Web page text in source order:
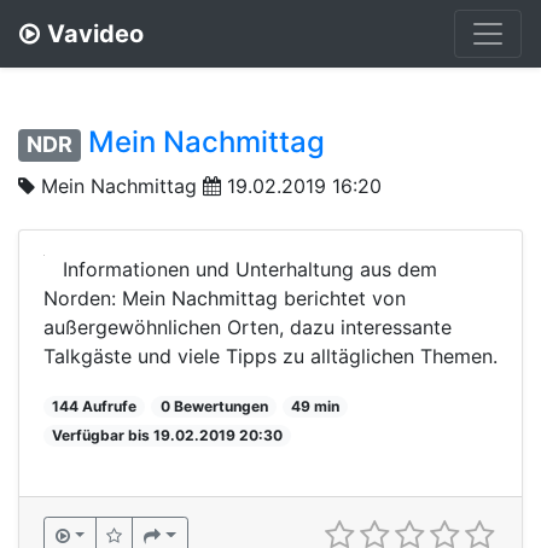
Vavideo
NDR Mein Nachmittag
Mein Nachmittag 19.02.2019 16:20
Informationen und Unterhaltung aus dem
Norden: Mein Nachmittag berichtet von
außergewöhnlichen Orten, dazu interessante
Talkgäste und viele Tipps zu alltäglichen Themen.
144 Aufrufe 0 Bewertungen
49 min
Verfügbar bis 19.02.2019 20:30